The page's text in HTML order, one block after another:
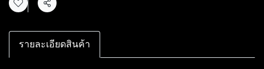
แชร์
รายละเอียดสินค้า